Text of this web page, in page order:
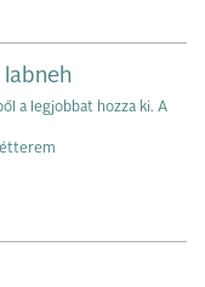
a legjobbat hozza ki. A